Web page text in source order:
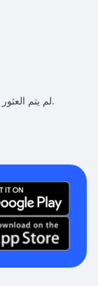
لم يتم العثور على مقالات مطابقة للبحث الذي تم تحديده.